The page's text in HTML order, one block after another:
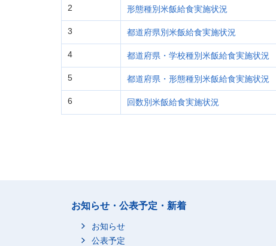
2 形態種別米飯給食実施状況
3 都道府県別米飯給食実施状況
4 都道府県・学校種別米飯給食実施状況
5 都道府県・形態種別米飯給食実施状況
6 回数別米飯給食実施状況
お知らせ・公表予定・新着
お知らせ
公表予定